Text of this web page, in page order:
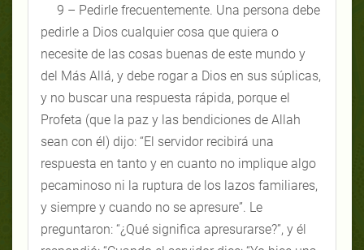
9 – Pedirle frecuentemente. Una persona debe
pedirle a Dios cualquier cosa que quiera o
necesite de las cosas buenas de este mundo y
del Más Allá, y debe rogar a Dios en sus súplicas,
y no buscar una respuesta rápida, porque el
Profeta (que la paz y las bendiciones de Allah
sean con él) dijo: “El servidor recibirá una
respuesta en tanto y en cuanto no implique algo
pecaminoso ni la ruptura de los lazos familiares,
y siempre y cuando no se apresure”. Le
preguntaron: “¿Qué significa apresurarse?”, y él